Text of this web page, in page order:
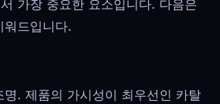
가장 중요한 요소입니다. 다음은
워드입니다.
. 제품의 가시성이 최우선인 카탈